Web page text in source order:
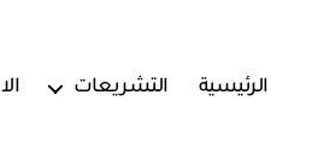
الرئيسية التشريعات